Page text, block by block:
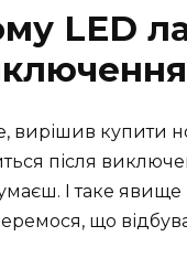
LED
вирішив купити
після
І таке явище
що